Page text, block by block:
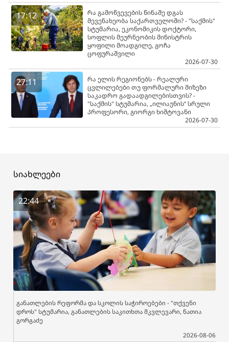
17:12
რა გამოწვევების წინაშე დგას
მევენახეობა საქართველოში? - "საქმის"
სტუმარია, ეკონომიკის დოქტორი,
სოფლის მეურნეობის მინისტრის
ყოფილი მოადგილე, გოჩა
ცოფურაშვილი
2026-07-30
27:11
რა ელის რეგიონებს - რეალური
ცვლილებები თუ ფორმალური მიზეზი
საკადრო გადაადგილებისთვის? -
"საქმის" სტუმარია, „ილიაუნის“ სრული
პროფესორი, გიორგი ხიშტოვანი
2026-07-30
სიახლეები
22:44
განათლების რეფორმა და სკოლის საჭიროებები - "თქვენი
დროს" სტუმარია, განათლების საკითხთა მკვლევარი, ნათია
გორგაძე
2026-08-06